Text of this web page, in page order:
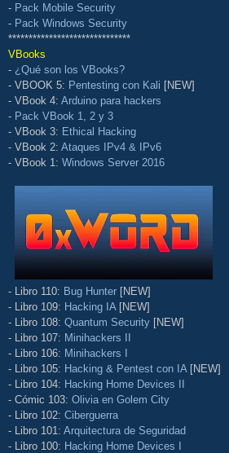
- Pack Mobile Security
- Pack Windows Security
******************************
VBooks
- ¿Qué son los VBooks?
- VBOOK 5: Pentesting con Kali [NEW]
- VBook 4: Arduino para hackers
- Pack VBook 1, 2 y 3
- VBook 3: Ethical Hacking
- VBook 2: Ataques IPv4 & IPv6
- VBook 1: Windows Server 2016
- Libro 110: Bug Hunter [NEW]
- Libro 109: Hacking IA [NEW]
- Libro 108: Quantum Security [NEW]
- Libro 107: Minihackers II
- Libro 106: Minihackers I
- Libro 105: Hacking & Pentest con IA [NEW]
- Libro 104: Hacking Home Devices II
- Cómic 103: Olivia en Golem City
- Libro 102: Ciberguerra
- Libro 101: Arquitectura de Seguridad
- Libro 100: Hacking Home Devices I